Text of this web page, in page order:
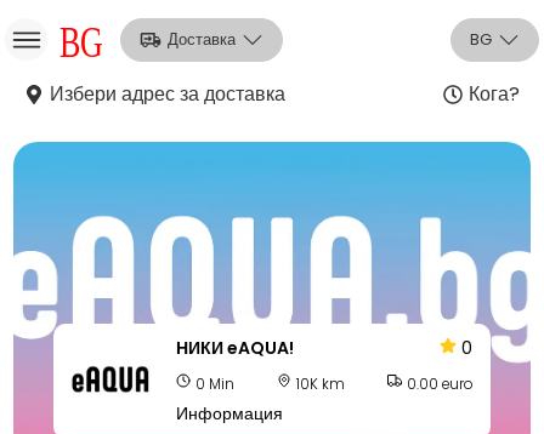
НО
Регистрация
Доставка BG
Избери адрес за доставка Кога?
НИКИ eAQUA! 0
0 Min 10K km 0.00 euro
Информация